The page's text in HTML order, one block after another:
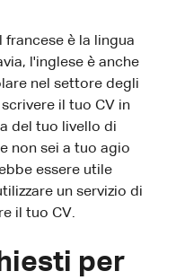
francese è la lingua
l'inglese è anche
nel settore degli
il tuo CV in
del tuo livello di
non sei a tuo agio
essere utile
un servizio di
il tuo CV.
per